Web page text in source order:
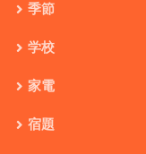
季節
学校
家電
宿題